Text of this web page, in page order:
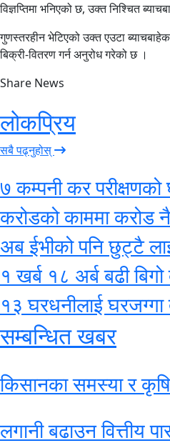
विज्ञप्तिमा भनिएको छ, उक्त निश्चित
गुणस्तरहीन भेटिएको उक्त एउटा
बिक्री-वितरण गर्न अनुरोध गरेको छ ।
Share News
लोकप्रिय
सबै पढ्नुहोस्
७ कम्पनी कर
करोडको काममा करोड
अब ईभीको पनि छुट्टै
१ खर्ब १८ अर्ब बढी
१३ घरधनीलाई घरजग्गा
सम्बन्धित खबर
किसानका समस्या र
लगानी बढाउन वित्तीय